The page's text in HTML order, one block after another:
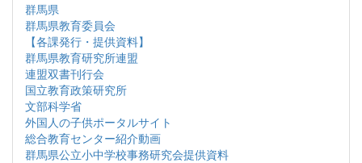
群馬県
群馬県教育委員会
【各課発行・提供資料】
群馬県教育研究所連盟
連盟双書刊行会
国立教育政策研究所
文部科学省
外国人の子供ポータルサイト
総合教育センター紹介動画
群馬県公立小中学校事務研究会提供資料